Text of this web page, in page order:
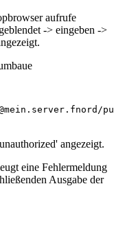
aufrufe
-> eingeben ->
angezeigt.
eine Fehlermeldung
Ausgabe der